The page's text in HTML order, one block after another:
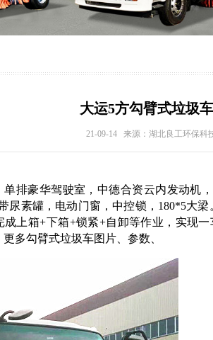
大运5方勾臂式垃圾
21-09-14 来源：湖北良工环保科
排豪华驾驶室，中德合资云内发动机
尿素罐，电动门窗，中控锁，180*5大
上箱+下箱+锁紧+自卸等作业，实现
多勾臂式垃圾车图片、参数、